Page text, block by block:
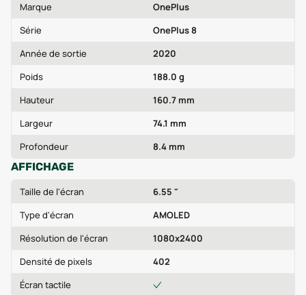
Marque
OnePlus
Série
OnePlus 8
Année de sortie
2020
Poids
188.0 g
Hauteur
160.7 mm
Largeur
74.1 mm
Profondeur
8.4 mm
AFFICHAGE
Taille de l'écran
6.55 "
Type d'écran
AMOLED
Résolution de l'écran
1080x2400
Densité de pixels
402
Écran tactile